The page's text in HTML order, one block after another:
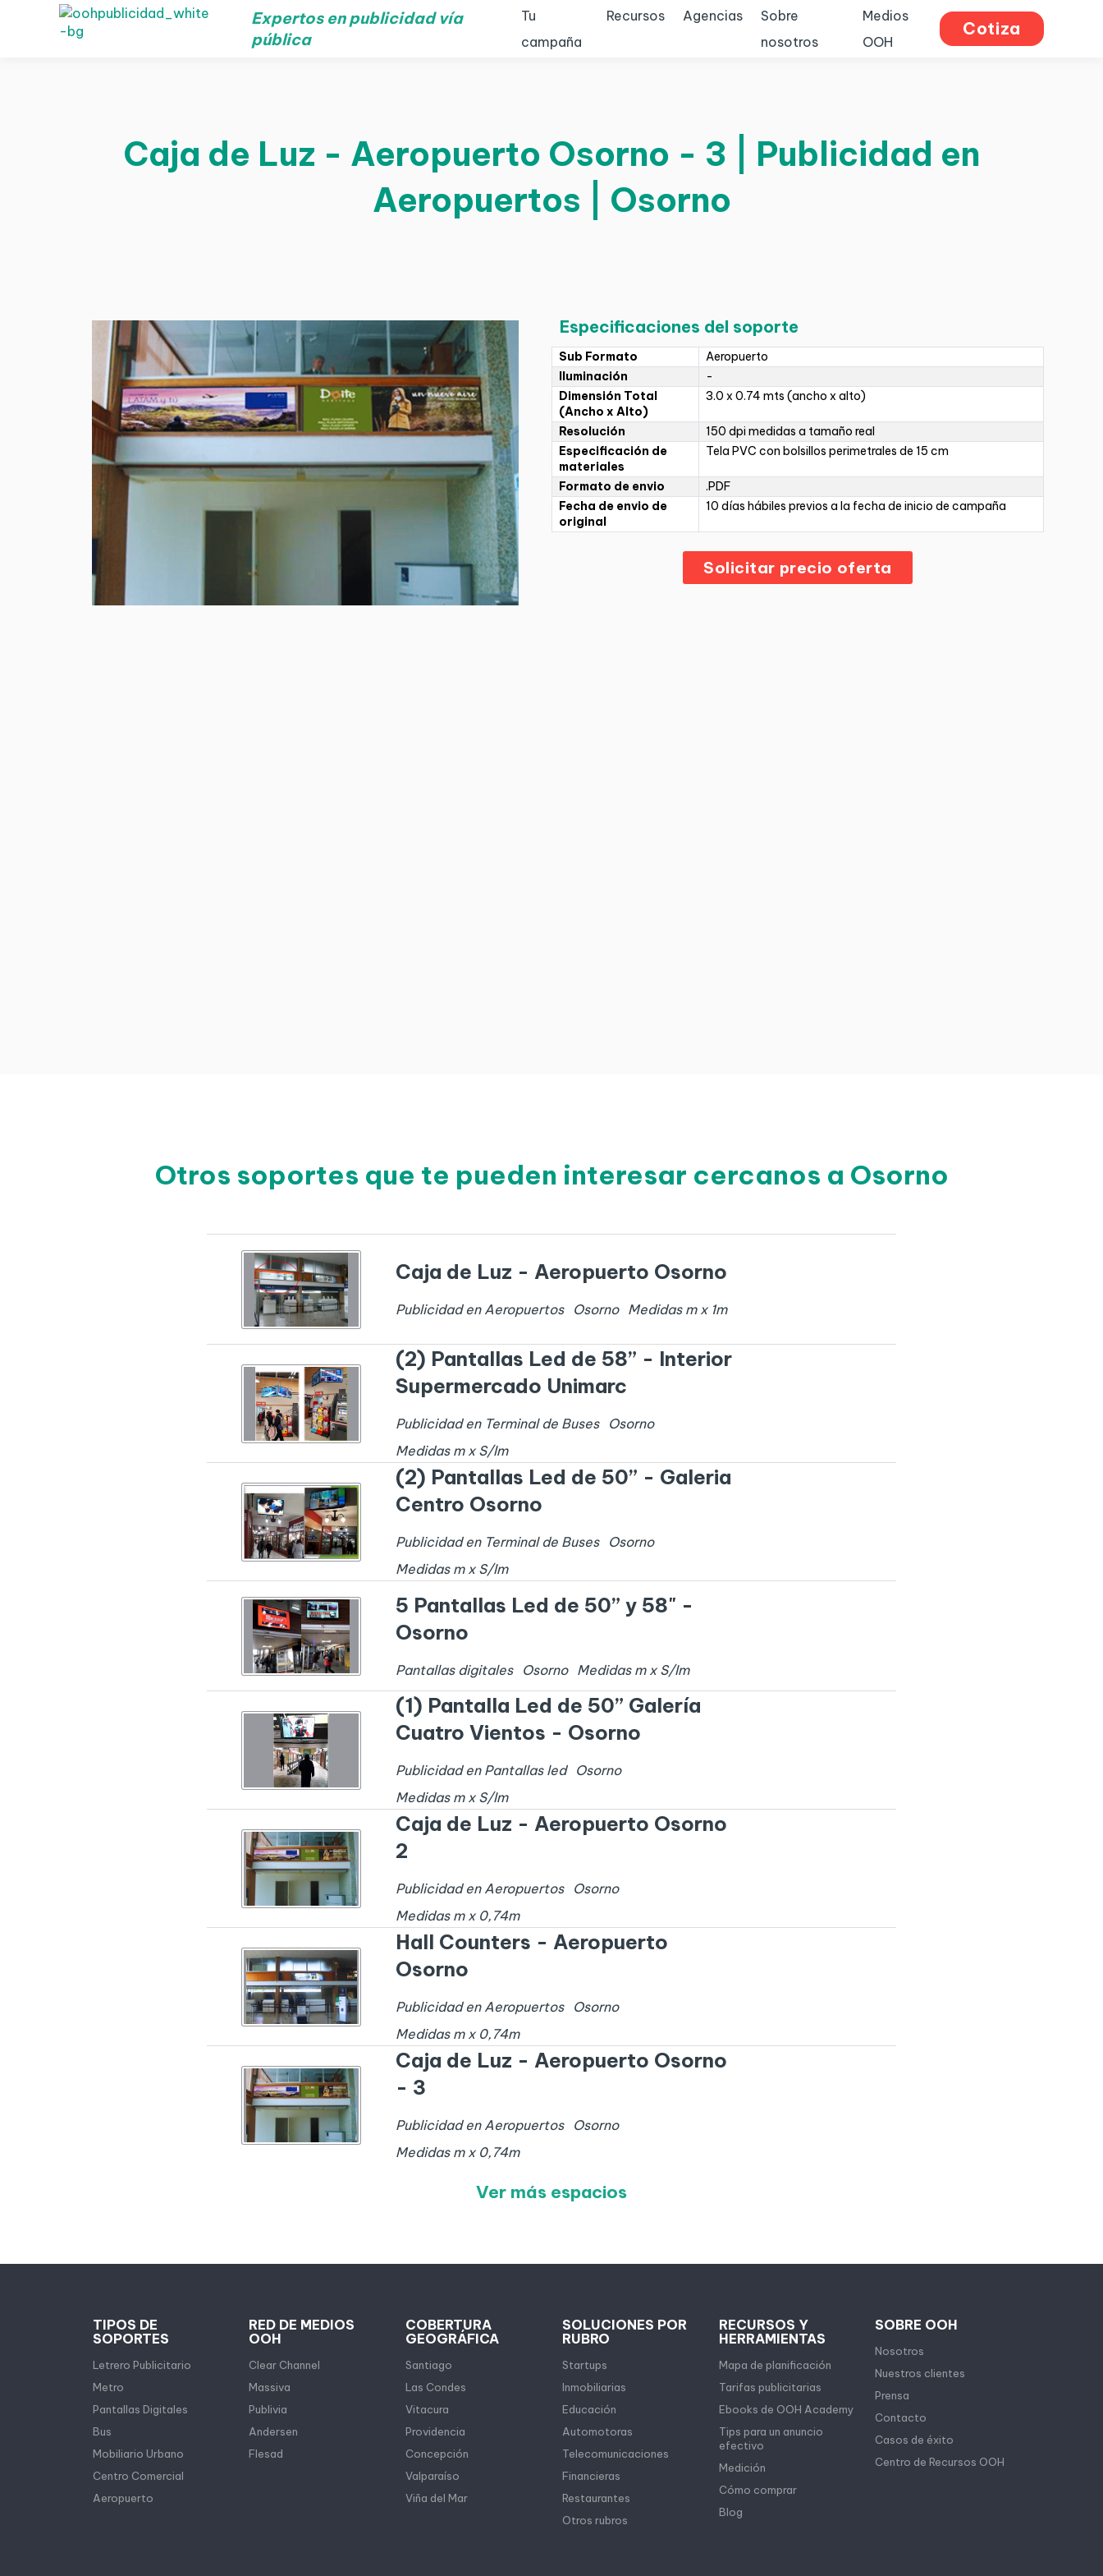
Expertos en publicidad vía
pública
Tu
campaña
Recursos Agencias
Sobre
nosotros
Medios
OOH
Cotiza
Caja de Luz - Aeropuerto Osorno - 3 | Publicidad en
Aeropuertos | Osorno
Especificaciones del soporte
Sub Formato
Aeropuerto
Iluminación
-
Dimensión Total
(Ancho x Alto)
3.0 x 0.74 mts (ancho x alto)
Resolución
150 dpi medidas a tamaño real
Especificación de
materiales
Tela PVC con bolsillos perimetrales de 15 cm
Formato de envio
.PDF
Fecha de envio de
original
10 días hábiles previos a la fecha de inicio de campaña
Solicitar precio oferta
Otros soportes que te pueden interesar cercanos a Osorno
Caja de Luz - Aeropuerto Osorno
Publicidad en Aeropuertos Osorno Medidas m x 1m
(2) Pantallas Led de 58” - Interior
Supermercado Unimarc
Publicidad en Terminal de Buses
Osorno
Medidas m x S/Im
(2) Pantallas Led de 50” - Galeria
Centro Osorno
Publicidad en Terminal de Buses
Osorno
Medidas m x S/Im
5 Pantallas Led de 50” y 58" -
Osorno
Pantallas digitales Osorno Medidas m x S/Im
(1) Pantalla Led de 50” Galería
Cuatro Vientos - Osorno
Publicidad en Pantallas led
Osorno
Medidas m x S/Im
Caja de Luz - Aeropuerto Osorno
2
Publicidad en Aeropuertos
Osorno
Medidas m x 0,74m
Hall Counters - Aeropuerto
Osorno
Publicidad en Aeropuertos
Osorno
Medidas m x 0,74m
Caja de Luz - Aeropuerto Osorno
- 3
Publicidad en Aeropuertos
Osorno
Medidas m x 0,74m
Ver más espacios
TIPOS DE
SOPORTES
Letrero Publicitario
Metro
Pantallas Digitales
Bus
Mobiliario Urbano
Centro Comercial
Aeropuerto
RED DE MEDIOS
OOH
Clear Channel
Massiva
Publivia
Andersen
Flesad
COBERTURA
GEOGRÁFICA
Santiago
Las Condes
Vitacura
Providencia
Concepción
Valparaíso
Viña del Mar
SOLUCIONES POR
RUBRO
Startups
Inmobiliarias
Educación
Automotoras
Telecomunicaciones
Financieras
Restaurantes
Otros rubros
RECURSOS Y
HERRAMIENTAS
Mapa de planificación
Tarifas publicitarias
Ebooks de OOH Academy
Tips para un anuncio
efectivo
Medición
Cómo comprar
Blog
SOBRE OOH
Nosotros
Nuestros clientes
Prensa
Contacto
Casos de éxito
Centro de Recursos OOH